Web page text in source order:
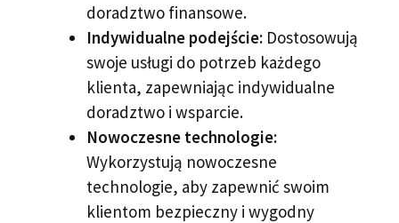
doradztwo finansowe.
Indywidualne podejście: Dostosowują
swoje usługi do potrzeb każdego
klienta, zapewniając indywidualne
doradztwo i wsparcie.
Nowoczesne technologie:
Wykorzystują nowoczesne
technologie, aby zapewnić swoim
klientom bezpieczny i wygodny